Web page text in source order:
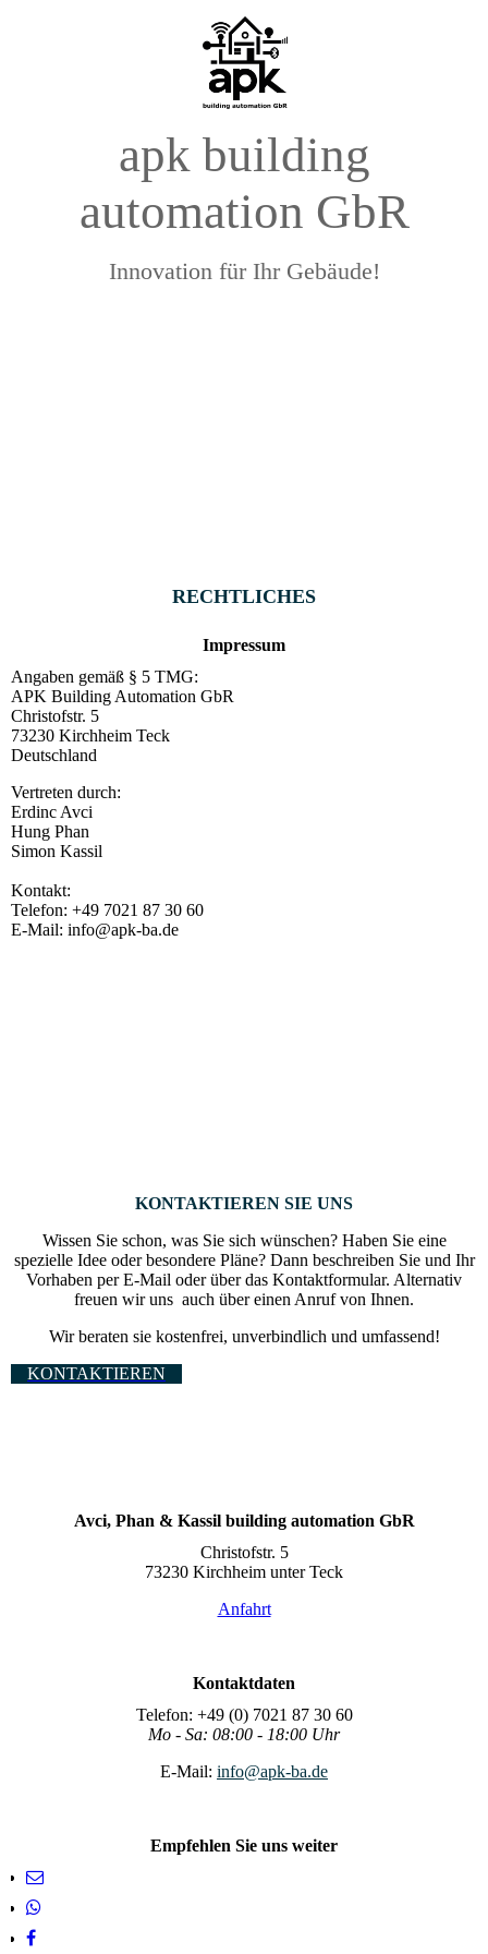
apk building
automation GbR
Innovation für Ihr Gebäude!
RECHTLICHES
Impressum
Angaben gemäß § 5 TMG:
APK Building Automation GbR
Christofstr. 5
73230 Kirchheim Teck
Deutschland
Vertreten durch:
Erdinc Avci
Hung Phan
Simon Kassil
Kontakt:
Telefon: +49 7021 87 30 60
E-Mail: info@apk-ba.de
KONTAKTIEREN SIE UNS
Wissen Sie schon, was Sie sich wünschen? Haben Sie eine
spezielle Idee oder besondere Pläne? Dann beschreiben Sie und Ihr
Vorhaben per E-Mail oder über das Kontaktformular. Alternativ
freuen wir uns auch über einen Anruf von Ihnen.
Wir beraten sie kostenfrei, unverbindlich und umfassend!
KONTAKTIEREN
Avci, Phan & Kassil building automation GbR
Christofstr. 5
73230 Kirchheim unter Teck
Anfahrt
Kontaktdaten
Telefon: +49 (0) 7021 87 30 60
Mo - Sa: 08:00 - 18:00 Uhr
E-Mail: info@apk-ba.de
Empfehlen Sie uns weiter